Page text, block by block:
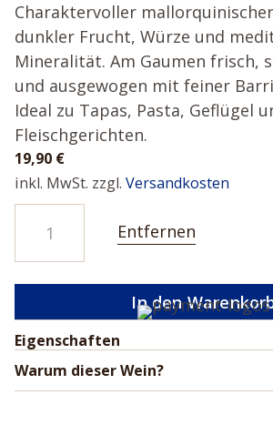
Charaktervoller
dunkler Frucht, Würze und
Mineralität. Am Gaumen frisch,
und ausgewogen mit feiner
Ideal zu Tapas, Pasta, Geflügel
Fleischgerichten.
19,90 €
inkl. MwSt. zzgl. Versandkosten
Àn
2
2020
Menge
Entfernen
In den
Eigenschaften
Warum dieser Wein?